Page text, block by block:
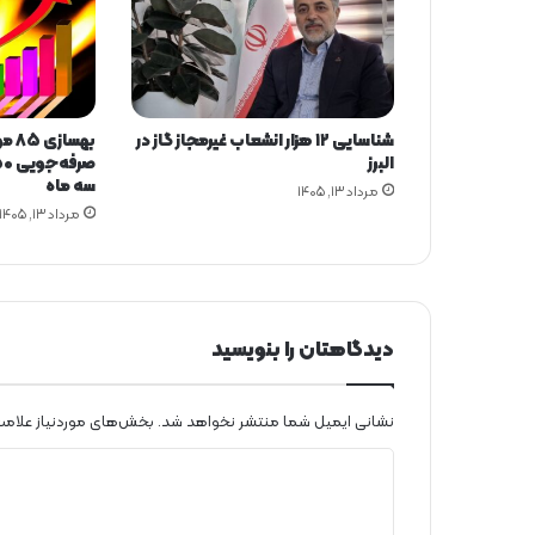
ی
ی
ه
ا
ی
ف
ی
ز
ی
شناسایی ۱۲ هزار انشعاب غیرمجاز گاز در
البرز
مرداد ۱۳, ۱۴۰۵
سه ماه
مرداد ۱۳, ۱۴۰۵
دیدگاهتان را بنویسید
نشانی ایمیل شما منتشر نخواهد شد. بخش‌های موردنیاز